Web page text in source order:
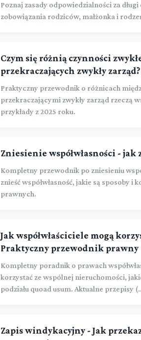
Poznaj zasady odpowiedzialności za
zobowiązania rodziców, małżonka i
Czym się różnią czynności
przekraczających zwykły zarząd?
Praktyczny przewodnik o różnicach
przekraczającymi zwykły zarząd rzeczą
przykłady z 2025 roku.
Zniesienie współwłasności - jak
Kompletny przewodnik po zniesieniu
znieść współwłasność, jakie są sposoby
prawnych.
Jak współwłaściciele mogą
Praktyczny przewodnik prawny
Kompletny poradnik o prawach
korzystać ze wspólnej nieruchomości,
podziału quoad usum. Aktualne przepisy
Zapis windykacyjny - Jak